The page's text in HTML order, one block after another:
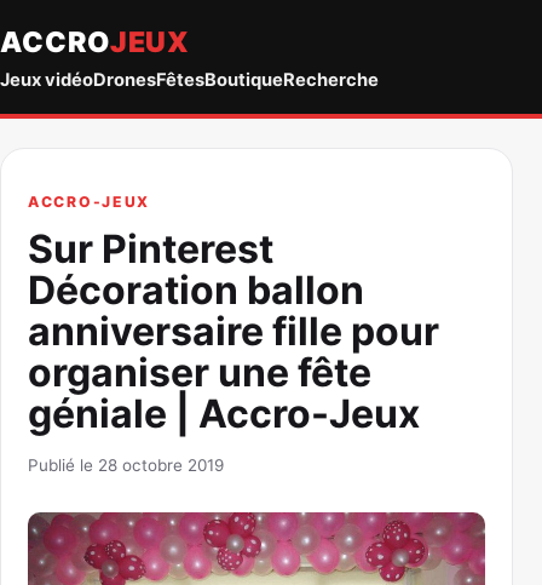
ACCROJEUX
Jeux vidéoDronesFêtesBoutiqueRecherche
ACCRO-JEUX
Sur Pinterest
Décoration ballon
anniversaire fille pour
organiser une fête
géniale | Accro-Jeux
Publié le 28 octobre 2019